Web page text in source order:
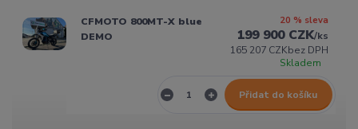
CFMOTO 800MT-X blue
DEMO
20 % sleva
199 900 CZK/ks
165 207 CZKbez DPH
Skladem
Přidat do košíku